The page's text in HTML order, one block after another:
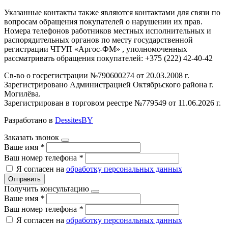
Указанные контакты также являются контактами для связи по
вопросам обращения покупателей о нарушении их прав.
Номера телефонов работников местных исполнительных и
распорядительных органов по месту государственной
регистрации ЧТУП «Аргос-ФМ» , уполномоченных
рассматривать обращения покупателей: +375 (222) 42-40-42
Св-во о госрегистрации №790600274 от 20.03.2008 г.
Зарегистрировано Администрацией Октябрьского района г.
Могилёва.
Зарегистрирован в торговом реестре №779549 от 11.06.2026 г.
Разработано в DessitesBY
Заказать звонок
Ваше имя *
Ваш номер телефона *
Я согласен на обработку персональных данных
Отправить
Получить консультацию
Ваше имя *
Ваш номер телефона *
Я согласен на обработку персональных данных